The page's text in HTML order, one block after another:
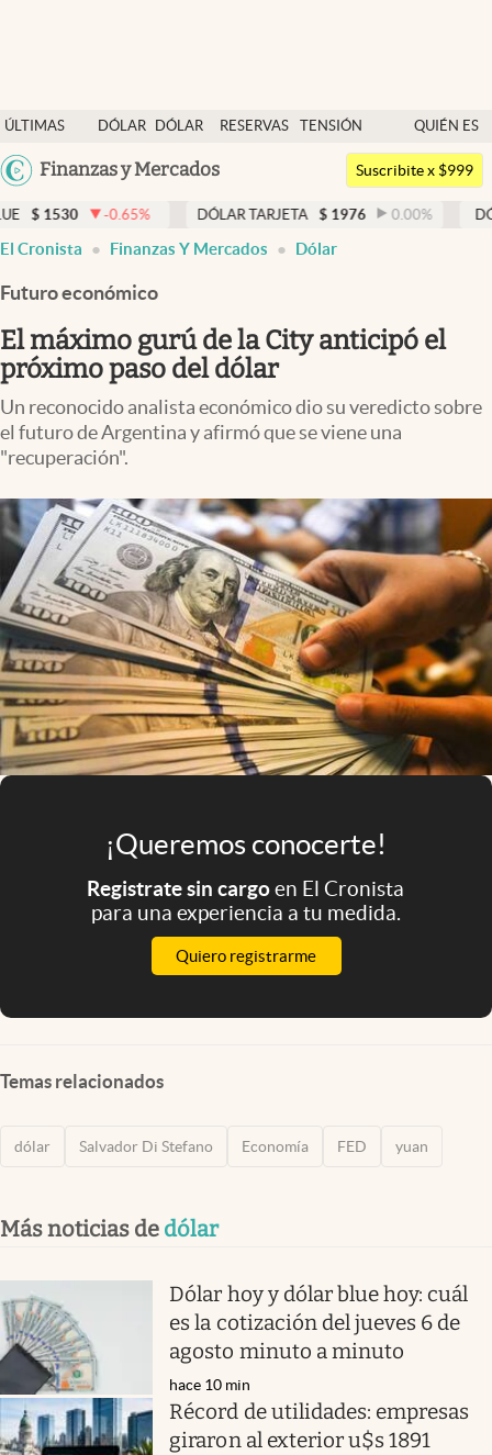
ÚLTIMAS
NOTICIAS
DÓLAR
DÓLAR
RESERVAS
TENSIÓN
GEOPOLÍTICA
QUIÉN ES
QUIÉN
Argentina
Uruguay
Finanzas y Mercados
Dólar
Members
Economía y Política
Finanzas y Mercados
Mercados Online
Negocios
Columnistas
Apertura
Infotechnology
Clase
Clima
Mundial 2026
Eventos Corporativos
El Cronista Studio
Mediakit
Suscribite x $999
-0.65% DÓLAR TARJETA $ 1976 0.00% DÓLAR MEP
El Cronista Finanzas Y Mercados Dólar
Futuro económico
El máximo gurú de la City anticipó el
próximo paso del dólar
Un reconocido analista económico dio su veredicto sobre
el futuro de Argentina y afirmó que se viene una
"recuperación".
¡Queremos conocerte!
Registrate sin cargoen El Cronista
para una experiencia a tu medida.
Quiero registrarme
Temas relacionados
dólar Salvador Di Stefano Economía FED yuan
Más noticias de dólar
Dólar hoy y dólar blue hoy: cuál
es la cotización del jueves 6 de
agosto minuto a minuto
hace 10 min
Récord de utilidades: empresas
giraron al exterior u$s 1891